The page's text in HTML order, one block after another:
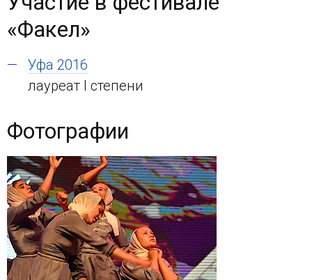
«Факел»
Уфа 2016
лауреат I степени
Фотографии